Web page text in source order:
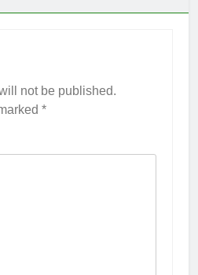
not be published.
*